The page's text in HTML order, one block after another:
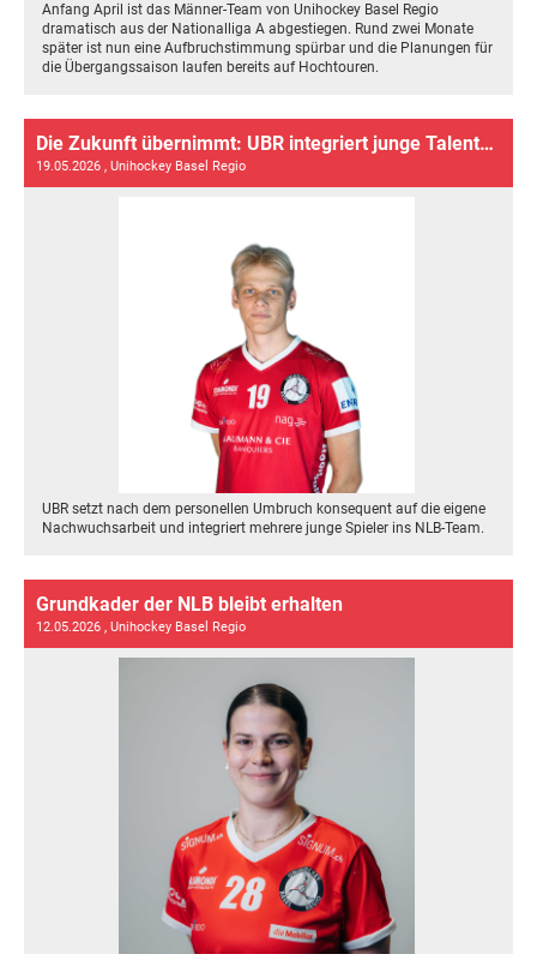
Anfang April ist das Männer-Team von Unihockey Basel Regio
dramatisch aus der Nationalliga A abgestiegen. Rund zwei Monate
später ist nun eine Aufbruchstimmung spürbar und die Planungen für
die Übergangssaison laufen bereits auf Hochtouren.
Die Zukunft übernimmt: UBR integriert junge Talente ins Fanionteam
19.05.2026 , Unihockey Basel Regio
UBR setzt nach dem personellen Umbruch konsequent auf die eigene
Nachwuchsarbeit und integriert mehrere junge Spieler ins NLB-Team.
Grundkader der NLB bleibt erhalten
12.05.2026 , Unihockey Basel Regio